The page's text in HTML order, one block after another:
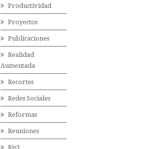
Productividad
Proyectos
Publicaciones
Realidad
Aumentada
Recortes
Redes Sociales
Reformas
Reuniones
Ris3